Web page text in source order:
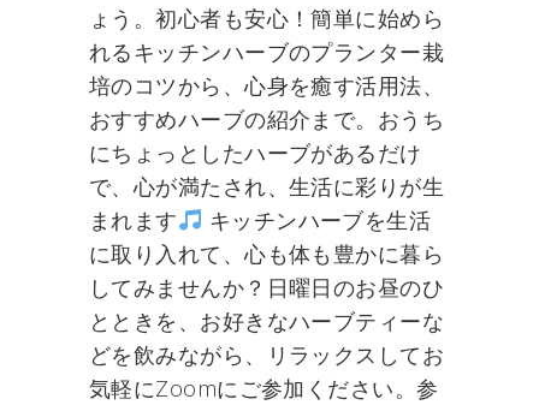
ょう。初心者も安心！簡単に始めら
れるキッチンハーブのプランター栽
培のコツから、心身を癒す活用法、
おすすめハーブの紹介まで。おうち
にちょっとしたハーブがあるだけ
で、心が満たされ、生活に彩りが生
まれます
キッチンハーブを生活
に取り入れて、心も体も豊かに暮ら
してみませんか？日曜日のお昼のひ
とときを、お好きなハーブティーな
どを飲みながら、リラックスしてお
気軽にZoomにご参加ください。参